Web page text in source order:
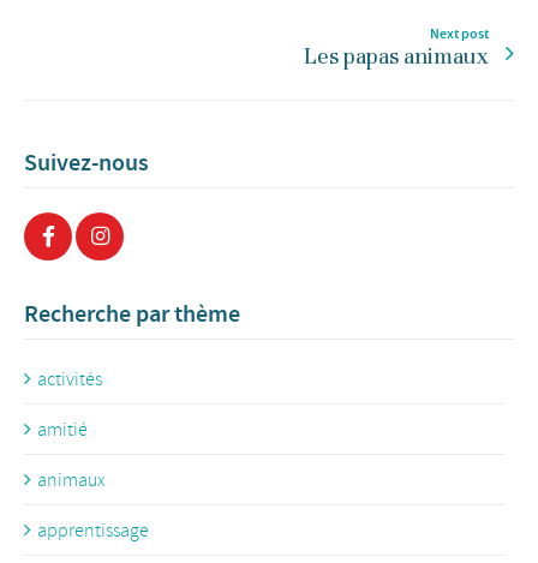
Next post
Les papas animaux
Suivez-nous
Recherche par thème
activités
amitié
animaux
apprentissage